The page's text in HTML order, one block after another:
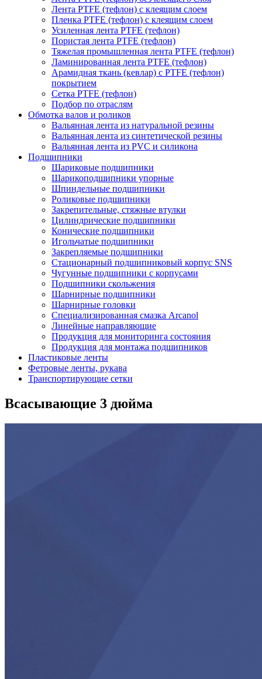
Лента PTFE (тефлон) с клеящим слоем
Пленка PTFE (тефлон) с клеящим слоем
Усиленная лента PTFE (тефлон)
Пористая лента PTFE (тефлон)
Тяжелая промышленная лента PTFE (тефлон)
Ламинированная лента PTFE (тефлон)
Арамидная ткань (кевлар) с PTFE (тефлон)
покрытием
Сетка PTFE (тефлон)
Подбор по отраслям
Обмотка валов и роликов
Вальянная лента из натуральной резины
Вальянная лента из синтетической резины
Вальянная лента из PVC и силикона
Подшипники
Шариковые подшипники
Шарикоподшипники упорные
Шпиндельные подшипники
Роликовые подшипники
Закрепительные, стяжные втулки
Цилиндрические подшипники
Конические подшипники
Игольчатые подшипники
Закрепляемые подшипники
Стационарный подшипниковый корпус SNS
Чугунные подшипники с корпусами
Подшипники скольжения
Шарнирные подшипники
Шарнирные головки
Специализированная смазка Arcanol
Линейные направляющие
Продукция для мониторинга состояния
Продукция для монтажа подшипников
Пластиковые ленты
Фетровые ленты, рукава
Транспортирующие сетки
Всасывающие 3 дюйма